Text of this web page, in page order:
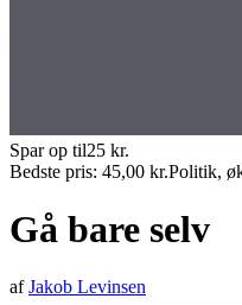
Spar op til25 kr.
Bedste pris: 45,00 kr.Politik,
Gå bare selv
afJakob Levinsen